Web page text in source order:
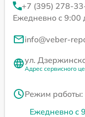
+7 (395) 278-
Ежедневно с 9:00
info@veber-
ул.
Адрес сервисного
Режим работы:
Ежедневно с